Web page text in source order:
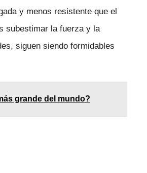
y menos resistente que el
subestimar la fuerza y la
siguen siendo formidables
grande del mundo?